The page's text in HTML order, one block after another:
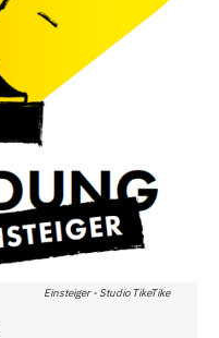
Einsteiger - Studio TikeTike